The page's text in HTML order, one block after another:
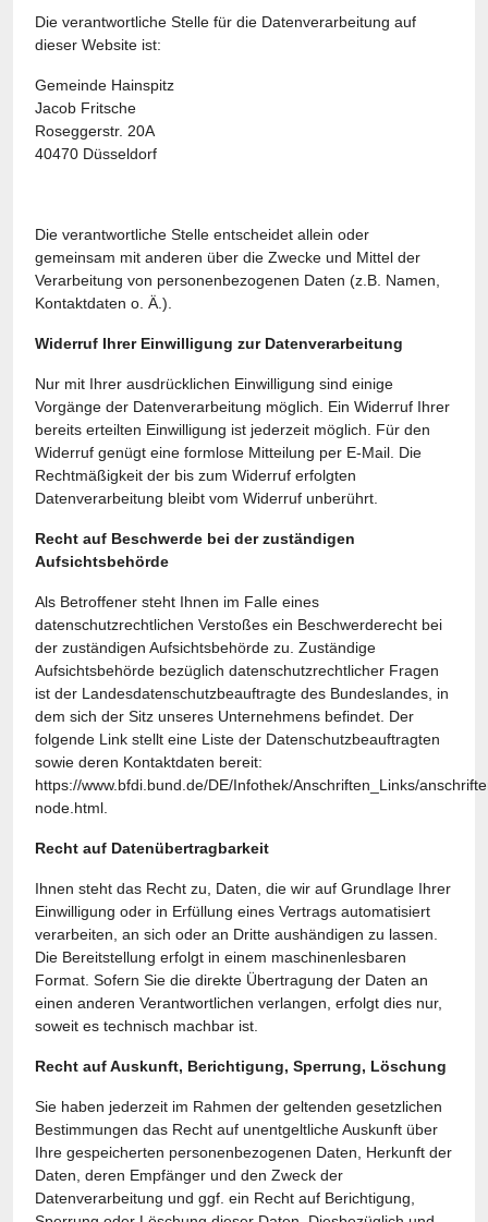
Die verantwortliche Stelle für die Datenverarbeitung auf
dieser Website ist:
Gemeinde Hainspitz
Jacob Fritsche
Roseggerstr. 20A
40470 Düsseldorf
Die verantwortliche Stelle entscheidet allein oder
gemeinsam mit anderen über die Zwecke und Mittel der
Verarbeitung von personenbezogenen Daten (z.B. Namen,
Kontaktdaten o. Ä.).
Widerruf Ihrer Einwilligung zur Datenverarbeitung
Nur mit Ihrer ausdrücklichen Einwilligung sind einige
Vorgänge der Datenverarbeitung möglich. Ein Widerruf Ihrer
bereits erteilten Einwilligung ist jederzeit möglich. Für den
Widerruf genügt eine formlose Mitteilung per E-Mail. Die
Rechtmäßigkeit der bis zum Widerruf erfolgten
Datenverarbeitung bleibt vom Widerruf unberührt.
Recht auf Beschwerde bei der zuständigen
Aufsichtsbehörde
Als Betroffener steht Ihnen im Falle eines
datenschutzrechtlichen Verstoßes ein Beschwerderecht bei
der zuständigen Aufsichtsbehörde zu. Zuständige
Aufsichtsbehörde bezüglich datenschutzrechtlicher Fragen
ist der Landesdatenschutzbeauftragte des Bundeslandes, in
dem sich der Sitz unseres Unternehmens befindet. Der
folgende Link stellt eine Liste der Datenschutzbeauftragten
sowie deren Kontaktdaten bereit:
https://www.bfdi.bund.de/DE/Infothek/Anschriften_Links/
node.html
Recht auf Datenübertragbarkeit
Ihnen steht das Recht zu, Daten, die wir auf Grundlage Ihrer
Einwilligung oder in Erfüllung eines Vertrags automatisiert
verarbeiten, an sich oder an Dritte aushändigen zu lassen.
Die Bereitstellung erfolgt in einem maschinenlesbaren
Format. Sofern Sie die direkte Übertragung der Daten an
einen anderen Verantwortlichen verlangen, erfolgt dies nur,
soweit es technisch machbar ist.
Recht auf Auskunft, Berichtigung, Sperrung, Löschung
Sie haben jederzeit im Rahmen der geltenden gesetzlichen
Bestimmungen das Recht auf unentgeltliche Auskunft über
Ihre gespeicherten personenbezogenen Daten, Herkunft der
Daten, deren Empfänger und den Zweck der
Datenverarbeitung und ggf. ein Recht auf Berichtigung,